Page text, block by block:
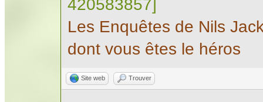
Les Enquêtes de Nils
dont vous êtes le héros
Site web Trouver